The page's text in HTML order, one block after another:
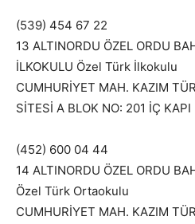
(539) 454 67 22
13 ALTINORDU ÖZEL ORDU
İLKOKULU Özel Türk İlkokulu
CUMHURİYET MAH. KAZIM
SİTESİ A BLOK NO: 201 İÇ
(452) 600 04 44
14 ALTINORDU ÖZEL ORDU
Özel Türk Ortaokulu
CUMHURİYET MAH. KAZIM